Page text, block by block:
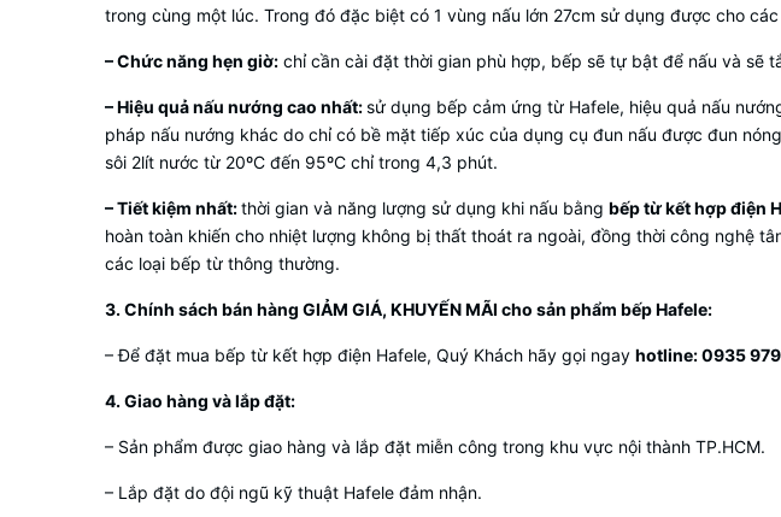
trong cùng một lúc. Trong đó đặc biệt có 1 vùng nấu lớn 27cm sử dụng được cho các
– Chức năng hẹn giờ: chỉ cần cài đặt thời gian phù hợp, bếp sẽ tự bật để nấu và sẽ
– Hiệu quả nấu nướng cao nhất:sử dụng bếp cảm ứng từ Hafele, hiệu quả nấu
pháp nấu nướng khác do chỉ có bề mặt tiếp xúc của dụng cụ đun nấu được đun
sôi 2lít nước từ 20ºC đến 95ºC chỉ trong 4,3 phút.
– Tiết kiệm nhất:thời gian và năng lượng sử dụng khi nấu bằng bếp từ kết hợp điện
hoàn toàn khiến cho nhiệt lượng không bị thất thoát ra ngoài, đồng thời công nghệ
các loại bếp từ thông thường.
3. Chính sách bán hàng GIẢM GIÁ, KHUYẾN MÃI cho sản phẩm bếp Hafele:
– Để đặt mua bếp từ kết hợp điện Hafele, Quý Khách hãy gọi ngay hotline: 0935 979
4. Giao hàng và lắp đặt:
– Sản phẩm được giao hàng và lắp đặt miễn công trong khu vực nội thành TP.HCM.
– Lắp đặt do đội ngũ kỹ thuật Hafele đảm nhận.